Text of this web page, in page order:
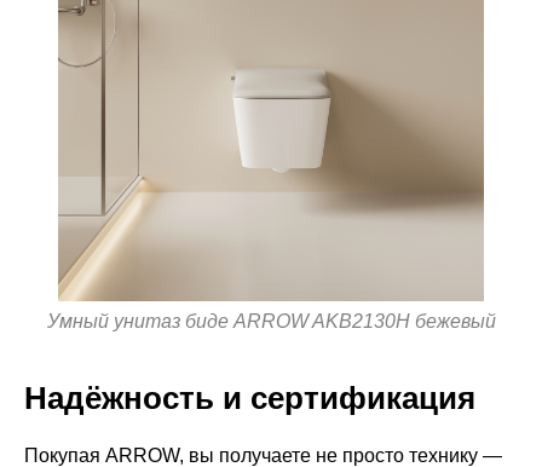
Умный унитаз биде ARROW AKB2130H бежевый
Надёжность и сертификация
Покупая ARROW, вы получаете не просто технику —